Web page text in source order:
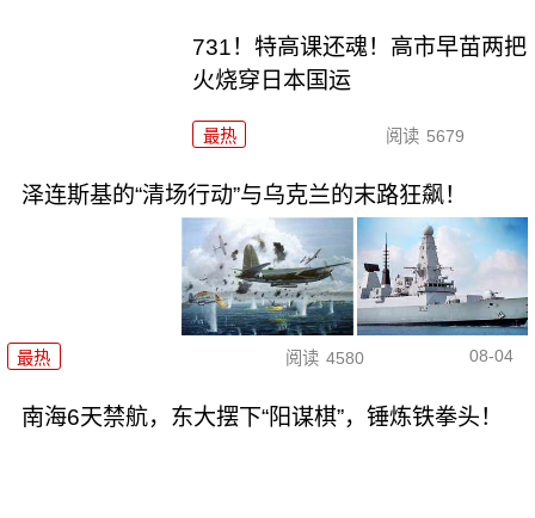
731！特高课还魂！高市早苗两把
火烧穿日本国运
最热 阅读 5679
泽连斯基的“清场行动”与乌克兰的末路狂飙！
最热 阅读 4580 08-04
南海6天禁航，东大摆下“阳谋棋”，锤炼铁拳头！